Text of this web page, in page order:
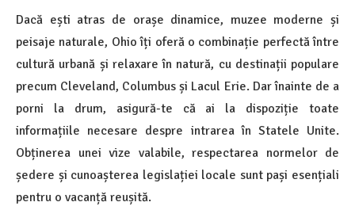
Dacă ești atras de orașe dinamice, muzee moderne și
peisaje naturale, Ohio îți oferă o combinație perfectă între
cultură urbană și relaxare în natură, cu destinații populare
precum Cleveland, Columbus și Lacul Erie. Dar înainte de a
porni la drum, asigură-te că ai la dispoziție toate
informațiile necesare despre intrarea în Statele Unite.
Obținerea unei vize valabile, respectarea normelor de
ședere și cunoașterea legislației locale sunt pași esențiali
pentru o vacanță reușită.